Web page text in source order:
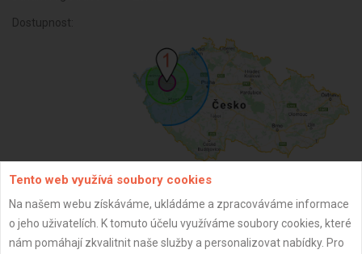
Dostupnost:
ZPĚT
Tento web využívá soubory cookies
Na našem webu získáváme, ukládáme a zpracováváme informace
o jeho uživatelích. K tomuto účelu využíváme soubory cookies, které
nám pomáhají zkvalitnit naše služby a personalizovat nabídky. Pro